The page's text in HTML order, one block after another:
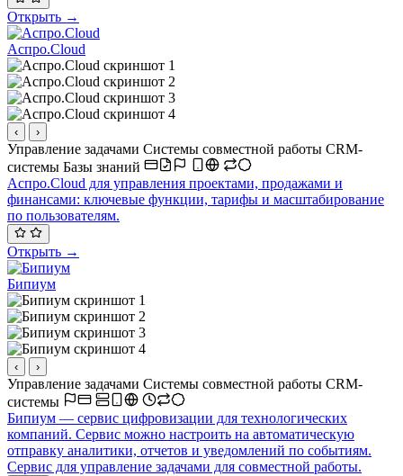
Открыть →
Аспро.Cloud
‹ ›
Управление задачами Системы совместной работы CRM-
системы Базы знаний
Аспро.Cloud для управления проектами, продажами и
финансами: ключевые функции, тарифы и масштабирование
по пользователям.
Открыть →
Бипиум
‹ ›
Управление задачами Системы совместной работы CRM-
системы
Бипиум — сервис цифровизации для технологических
компаний. Сервис можно настроить на автоматическую
отправку аналитики, отчетов и уведомлений по событиям.
Сервис для управление задачами для совместной работы.